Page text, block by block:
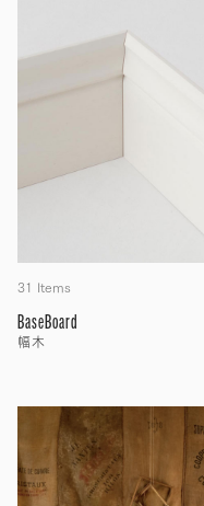
31 Items
BaseBoard
幅木